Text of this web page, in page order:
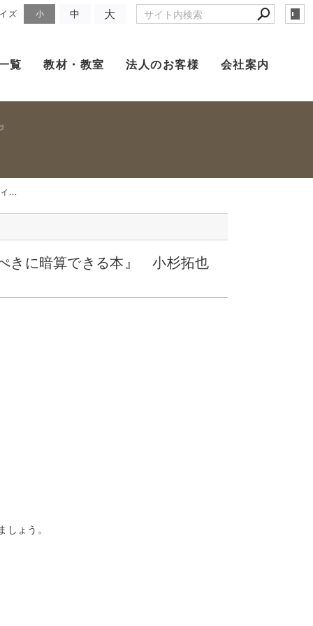
ズ 小 中 大
覧 教材・教室 法人のお客様 会社案内
...
ぺきに暗算できる本』 小杉拓也
ょう。